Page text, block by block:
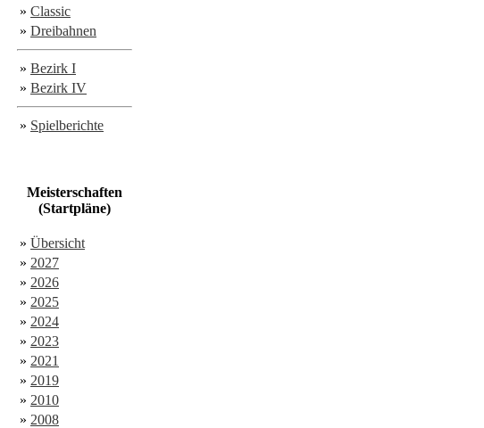
» Classic
» Dreibahnen
» Bezirk I
» Bezirk IV
» Spielberichte
Meisterschaften
(Startpläne)
» Übersicht
» 2027
» 2026
» 2025
» 2024
» 2023
» 2021
» 2019
» 2010
» 2008